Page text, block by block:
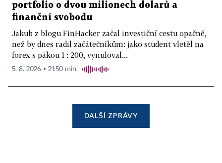
portfolio o dvou milionech dolarů a
finanční svobodu
Jakub z blogu FinHacker začal investiční cestu opačně,
než by dnes radil začátečníkům: jako student vletěl na
forex s pákou 1 : 200, vynuloval...
5. 8. 2026 ▪ 21:50 min.
DALŠÍ ZPRÁVY